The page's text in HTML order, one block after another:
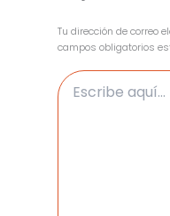
Tu dirección de correo
campos obligatorios
Escribe
aquí...